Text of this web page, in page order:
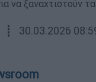
να ξαναχτιστούν
┋ 30.03.2026